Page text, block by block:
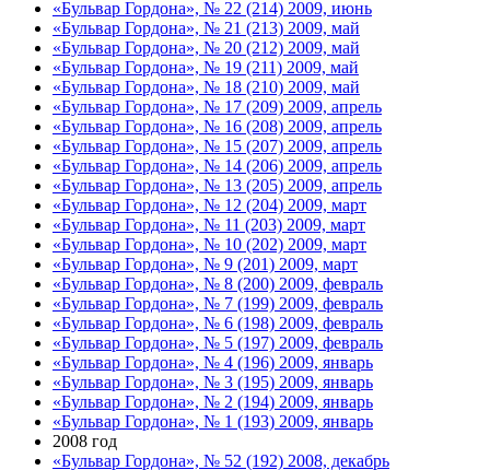
«Бульвар Гордона», № 22 (214) 2009, июнь
«Бульвар Гордона», № 21 (213) 2009, май
«Бульвар Гордона», № 20 (212) 2009, май
«Бульвар Гордона», № 19 (211) 2009, май
«Бульвар Гордона», № 18 (210) 2009, май
«Бульвар Гордона», № 17 (209) 2009, апрель
«Бульвар Гордона», № 16 (208) 2009, апрель
«Бульвар Гордона», № 15 (207) 2009, апрель
«Бульвар Гордона», № 14 (206) 2009, апрель
«Бульвар Гордона», № 13 (205) 2009, апрель
«Бульвар Гордона», № 12 (204) 2009, март
«Бульвар Гордона», № 11 (203) 2009, март
«Бульвар Гордона», № 10 (202) 2009, март
«Бульвар Гордона», № 9 (201) 2009, март
«Бульвар Гордона», № 8 (200) 2009, февраль
«Бульвар Гордона», № 7 (199) 2009, февраль
«Бульвар Гордона», № 6 (198) 2009, февраль
«Бульвар Гордона», № 5 (197) 2009, февраль
«Бульвар Гордона», № 4 (196) 2009, январь
«Бульвар Гордона», № 3 (195) 2009, январь
«Бульвар Гордона», № 2 (194) 2009, январь
«Бульвар Гордона», № 1 (193) 2009, январь
2008 год
«Бульвар Гордона», № 52 (192) 2008, декабрь